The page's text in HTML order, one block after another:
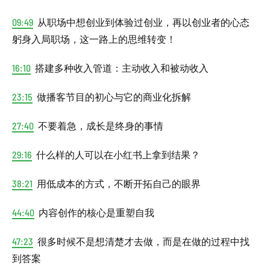
09:49 从职场中想创业到体验过创业，再以创业者的心态
躬身入局职场，这一路上的思维转变！
16:10 搭建多种收入管道：主动收入和被动收入
23:15 做播客节目的初心与它的商业化拆解
27:40 不要着急，成长是终身的事情
29:16 什么样的人可以在小红书上拿到结果？
38:21 用低成本的方式，不断开拓自己的眼界
44:40 内容创作的核心是重塑自我
47:23 很多时候不是想清楚才去做，而是在做的过程中找
到答案